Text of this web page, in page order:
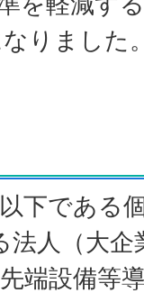
りました
下である
法人（大企
端設備等